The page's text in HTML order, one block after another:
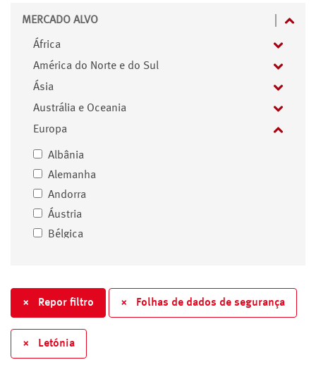
MERCADO ALVO
África
América do Norte e do Sul
Ásia
Austrália e Oceania
Europa
Albânia
Alemanha
Andorra
Áustria
Bélgica
Cidade do Vaticano
× Repor filtro × Folhas de dados de segurança
× Letónia